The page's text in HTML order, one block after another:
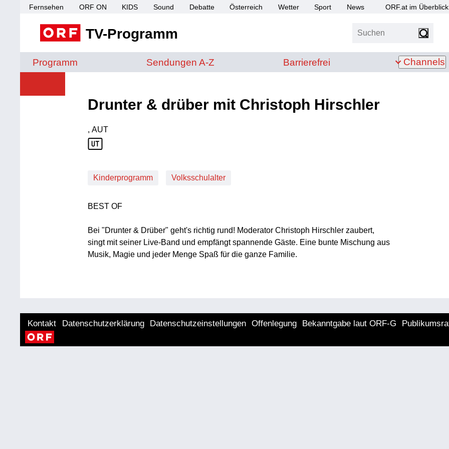
Fernsehen ORF ON KIDS Sound Debatte Österreich Wetter Sport News ORF.at im Überblick
TV-Programm Suchen
Programm Sendungen von A bis Z
Sendungen A-Z Barrierefrei
Barrierefrei Channels
Drunter & drüber mit Christoph Hirschler
Produktionsland: AUT
, AUT
Kinderprogramm Volksschulalter
BEST OF
Bei "Drunter & Drüber" geht's richtig rund! Moderator Christoph Hirschler zaubert,
singt mit seiner Live-Band und empfängt spannende Gäste. Eine bunte Mischung aus
Musik, Magie und jeder Menge Spaß für die ganze Familie.
Kontakt Datenschutzerklärung Datenschutzeinstellungen Offenlegung Bekanntgabe laut ORF-G